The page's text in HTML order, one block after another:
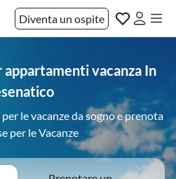
Diventa un ospite
vacanza In
le vacanze da sogno e prenota
per le Vacanze